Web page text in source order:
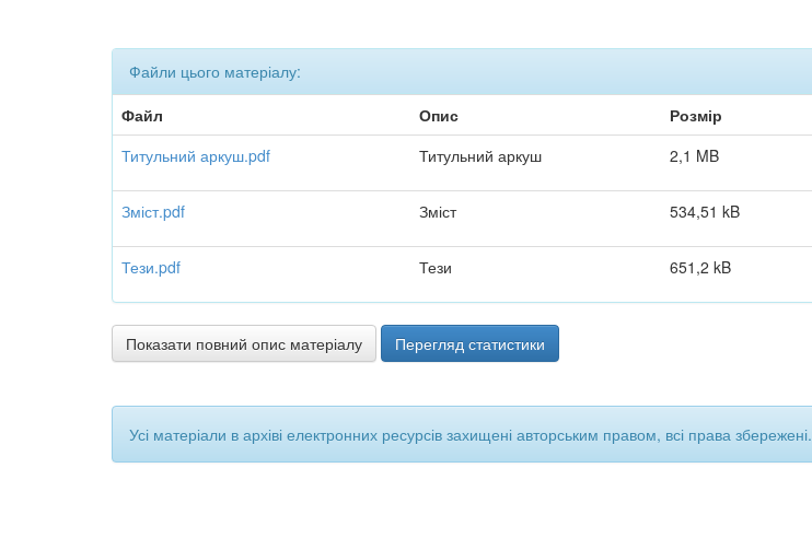
Файли цього матеріалу:
Файл
Опис Розмір
Титульний аркуш.pdf
Титульний аркуш 2,1 MB
Зміст.pdf Зміст 534,51 kB
Тези.pdf Тези 651,2 kB
Показати повний опис матеріалу Перегляд статистики
Усі матеріали в архіві електронних ресурсів захищені авторським правом, всі права збережені.